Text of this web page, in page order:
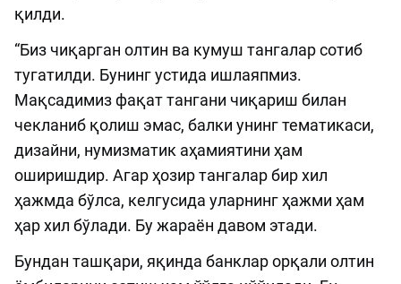
қилди.
“Биз чиқарган олтин ва кумуш тангалар сотиб
тугатилди. Бунинг устида ишлаяпмиз.
Мақсадимиз фақат тангани чиқариш билан
чекланиб қолиш эмас, балки унинг тематикаси,
дизайни, нумизматик аҳамиятини ҳам
оширишдир. Агар ҳозир тангалар бир хил
ҳажмда бўлса, келгусида уларнинг ҳажми ҳам
ҳар хил бўлади. Бу жараён давом этади.
Бундан ташқари, яқинда банклар орқали олтин